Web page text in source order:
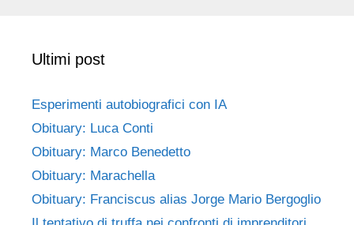
Ultimi post
Esperimenti autobiografici con IA
Obituary: Luca Conti
Obituary: Marco Benedetto
Obituary: Marachella
Obituary: Franciscus alias Jorge Mario Bergoglio